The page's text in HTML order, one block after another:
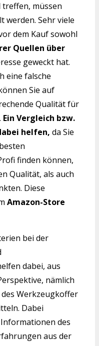
treffen, müssen
werden. Sehr viele
dem Kauf sowohl
Quellen über
geweckt hat.
eine falsche
Sie auf
Qualität für
Ein Vergleich bzw.
helfen, da Sie
finden können,
Qualität, als auch
Diese
Amazon-Store
bei der
dabei, aus
nämlich
Werkzeugkoffer
Dabei
des
aus der